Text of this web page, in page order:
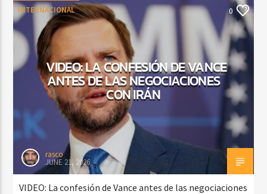
INTERNACIONAL 0
VIDEO: LA CONFESIÓN DE VANCE
ANTES DE LAS NEGOCIACIONES
CON IRÁN
rasco
JUNE 21, 2026
VIDEO: La confesión de Vance antes de las negociaciones